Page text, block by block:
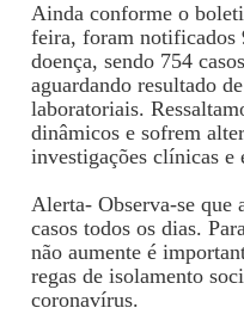
Ainda conforme o
feira, foram notificados
doença, sendo 754
aguardando resultado
laboratoriais.
dinâmicos e sofrem
investigações clínicas e
Alerta- Observa-se que
casos todos os dias.
não aumente é
regas de isolamento
coronavírus.